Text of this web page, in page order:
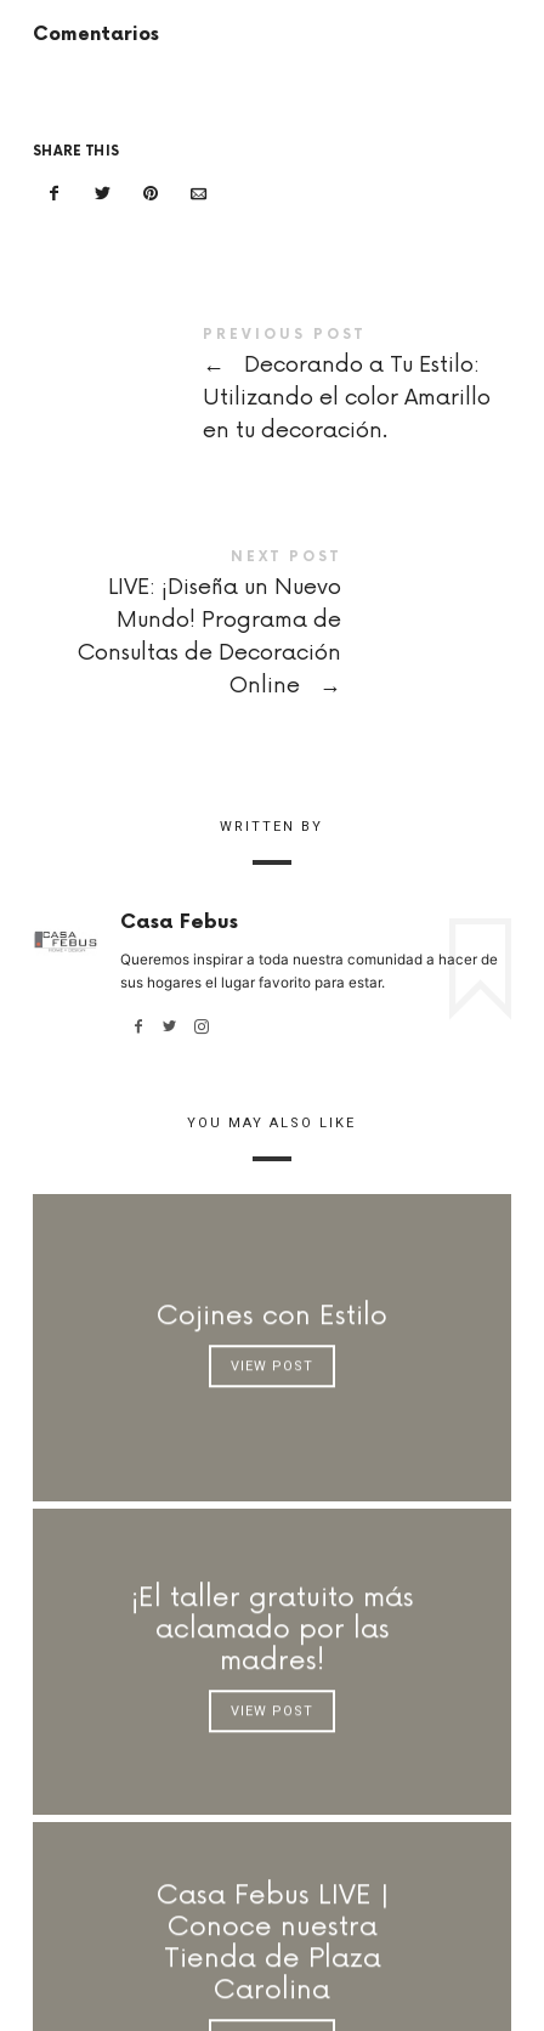
Comentarios
SHARE THIS
PREVIOUS POST
←
Decorando a Tu Estilo:
Utilizando el color Amarillo
en tu decoración.
NEXT POST
LIVE: ¡Diseña un Nuevo
Mundo! Programa de
Consultas de Decoración
Online
→
WRITTEN BY
Casa Febus
Queremos inspirar a toda nuestra comunidad a hacer de
sus hogares el lugar favorito para estar.
YOU MAY ALSO LIKE
Cojines con Estilo
VIEW POST
¡El taller gratuito más
aclamado por las
madres!
VIEW POST
Casa Febus LIVE |
Conoce nuestra
Tienda de Plaza
Carolina